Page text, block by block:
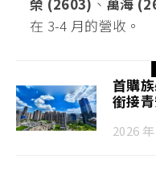
在 3-4 月的營收。
首購
銜接
2026